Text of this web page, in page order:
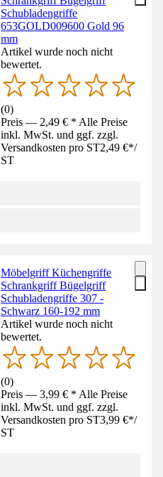
Schubladengriffe
653GOLD009600 Gold 96
mm
Artikel wurde noch nicht
bewertet.
(0)
Preis — 2,49 € * Alle Preise
inkl. MwSt. und ggf. zzgl.
Versandkosten pro ST2,49 €*/
ST
Möbelgriff Küchengriffe
Schrankgriff Bügelgriff
Schubladengriffe 307 -
Schwarz 160-192 mm
Artikel wurde noch nicht
bewertet.
(0)
Preis — 3,99 € * Alle Preise
inkl. MwSt. und ggf. zzgl.
Versandkosten pro ST3,99 €*/
ST